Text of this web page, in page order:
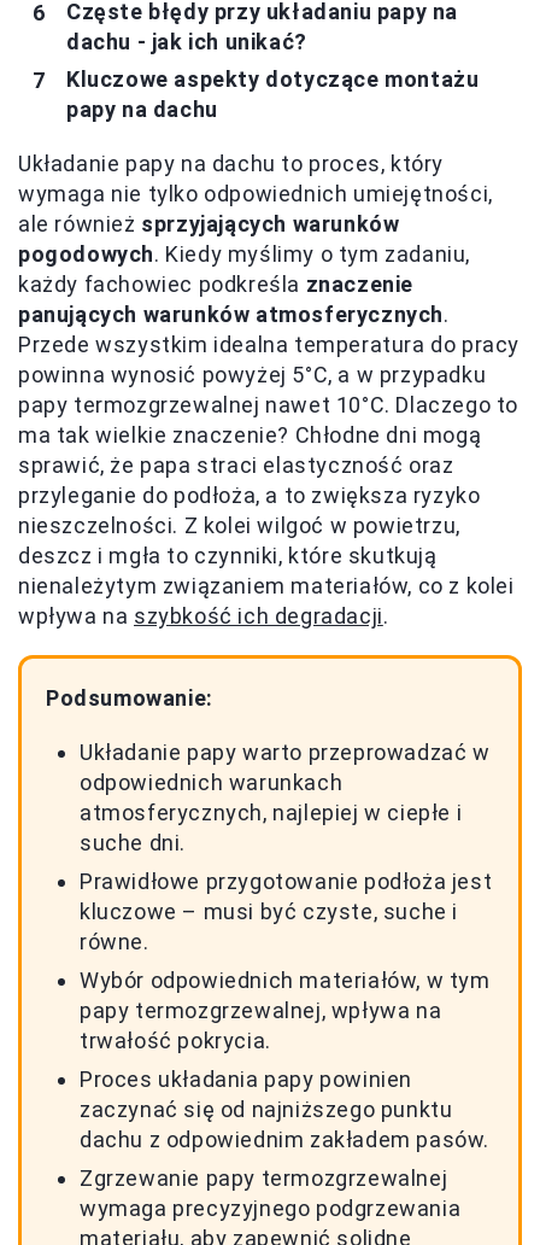
Częste błędy przy układaniu papy na
dachu - jak ich unikać?
Kluczowe aspekty dotyczące montażu
papy na dachu
Układanie papy na dachu to proces, który
wymaga nie tylko odpowiednich umiejętności,
ale również sprzyjających warunków
pogodowych. Kiedy myślimy o tym zadaniu,
każdy fachowiec podkreśla znaczenie
panujących warunków atmosferycznych.
Przede wszystkim idealna temperatura do pracy
powinna wynosić powyżej 5°C, a w przypadku
papy termozgrzewalnej nawet 10°C. Dlaczego to
ma tak wielkie znaczenie? Chłodne dni mogą
sprawić, że papa straci elastyczność oraz
przyleganie do podłoża, a to zwiększa ryzyko
nieszczelności. Z kolei wilgoć w powietrzu,
deszcz i mgła to czynniki, które skutkują
nienależytym związaniem materiałów, co z kolei
wpływa na szybkość ich degradacji.
Podsumowanie:
Układanie papy warto przeprowadzać w
odpowiednich warunkach
atmosferycznych, najlepiej w ciepłe i
suche dni.
Prawidłowe przygotowanie podłoża jest
kluczowe – musi być czyste, suche i
równe.
Wybór odpowiednich materiałów, w tym
papy termozgrzewalnej, wpływa na
trwałość pokrycia.
Proces układania papy powinien
zaczynać się od najniższego punktu
dachu z odpowiednim zakładem pasów.
Zgrzewanie papy termozgrzewalnej
wymaga precyzyjnego podgrzewania
materiału, aby zapewnić solidne